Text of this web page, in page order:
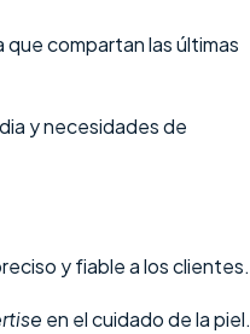
compartan las últimas
y necesidades de
y fiable a los clientes.
en el cuidado de la piel.